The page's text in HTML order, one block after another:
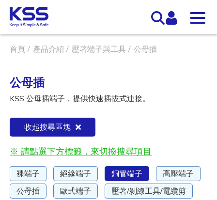
首頁 產品介紹 壓著端子與工具 公母插
公母插
KSS 公母插端子，提供快速插拔式連接。
收起搜尋區塊
※ 請點選下方標籤，來切換搜尋項目
裸端子 絕緣端子 銅管端子
高壓端子
公母插
歐式端子 壓著/剝線工具/電纜剪